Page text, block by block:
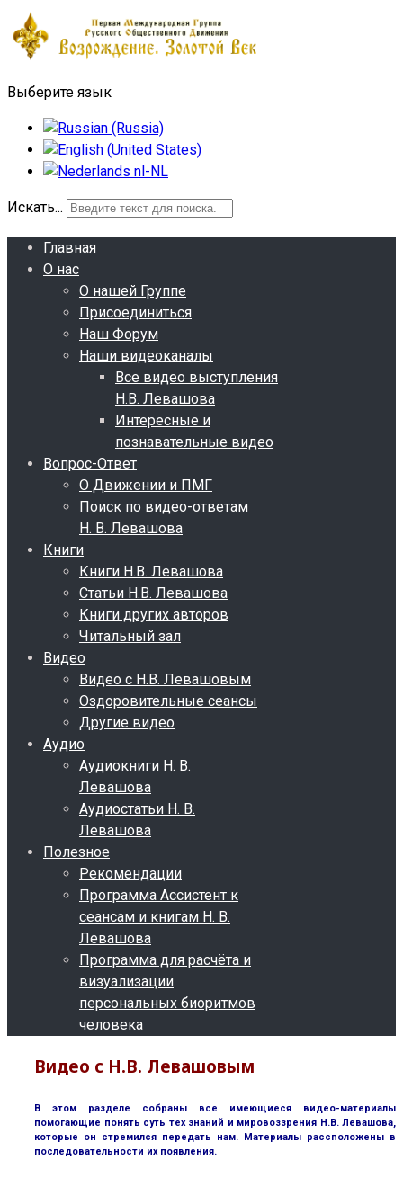
Выберите язык
Искать...
Главная
О нас
О нашей Группе
Присоединиться
Наш Форум
Наши видеоканалы
Все видео выступления
Н.В. Левашова
Интересные и
познавательные видео
Вопрос-Ответ
О Движении и ПМГ
Поиск по видео-ответам
Н. В. Левашова
Книги
Книги Н.В. Левашова
Статьи Н.В. Левашова
Книги других авторов
Читальный зал
Видео
Видео с Н.В. Левашовым
Оздоровительные сеансы
Другие видео
Аудио
Аудиокниги Н. В.
Левашова
Аудиостатьи Н. В.
Левашова
Полезное
Рекомендации
Программа Ассистент к
сеансам и книгам Н. В.
Левашова
Программа для расчёта и
визуализации
персональных биоритмов
человека
Видео с Н.В. Левашовым
В этом разделе собраны все имеющиеся видео-материалы
помогающие понять суть тех знаний и мировоззрения Н.В. Левашова,
которые он стремился передать нам. Материалы рассположены в
последовательности их появления.